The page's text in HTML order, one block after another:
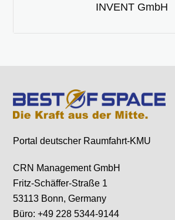
INVENT GmbH
Portal deutscher Raumfahrt-KMU
CRN Management GmbH
Fritz-Schäffer-Straße 1
53113 Bonn, Germany
Büro: +49 228 5344-9144